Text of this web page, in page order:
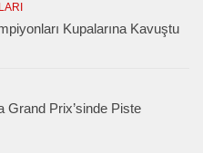
Kupalarına Kavuştu
Grand Prix’sinde Piste